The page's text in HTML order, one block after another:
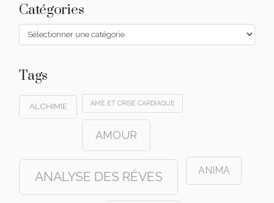
Catégories
Catégories
Tags
ALCHIMIE AME ET CRISE CARDIAQUE
AMOUR
ANALYSE DES RÊVES ANIMA